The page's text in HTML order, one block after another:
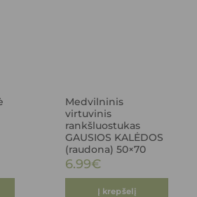
Medvilninis
virtuvinis
rankšluostukas
GAUSIOS KALĖDOS
(raudona) 50×70
6.99€
Į krepšelį